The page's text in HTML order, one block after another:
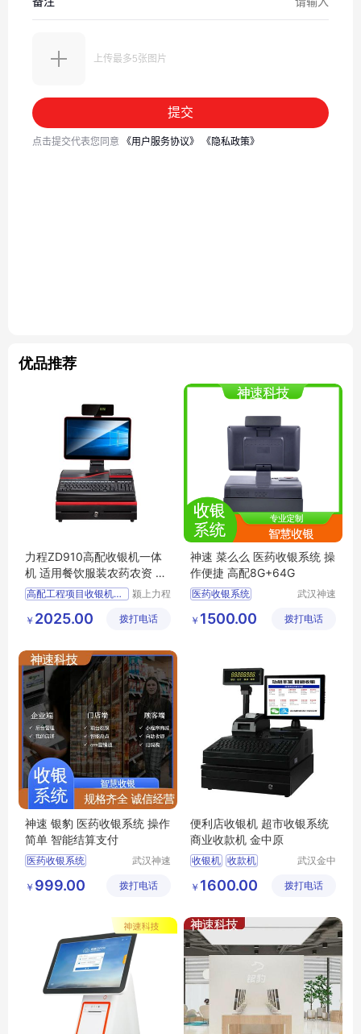
优品推荐
力程ZD910高配收银机一体
机 适用餐饮服装农药农资 全
国通用
高配工程项目收银机收款机
颍上力程
有限公司
￥ 2025.00 拨打电话
神速 菜么么 医药收银系统 操
作便捷 高配8G+64G
医药收银系统
收银系统定制
武汉神速
公司
￥ 1500.00 拨打电话
神速 银豹 医药收银系统 操作
简单 智能结算支付
医药收银系统
收银系统
武汉神速
公司
￥ 999.00 拨打电话
便利店收银机 超市收银系统
商业收款机 金中原
收银机 收款机
商业收款机
武汉金中
限公司
￥ 1600.00 拨打电话